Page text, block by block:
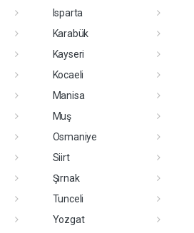
Isparta
Karabük
Kayseri
Kocaeli
Manisa
Muş
Osmaniye
Siirt
Şırnak
Tunceli
Yozgat